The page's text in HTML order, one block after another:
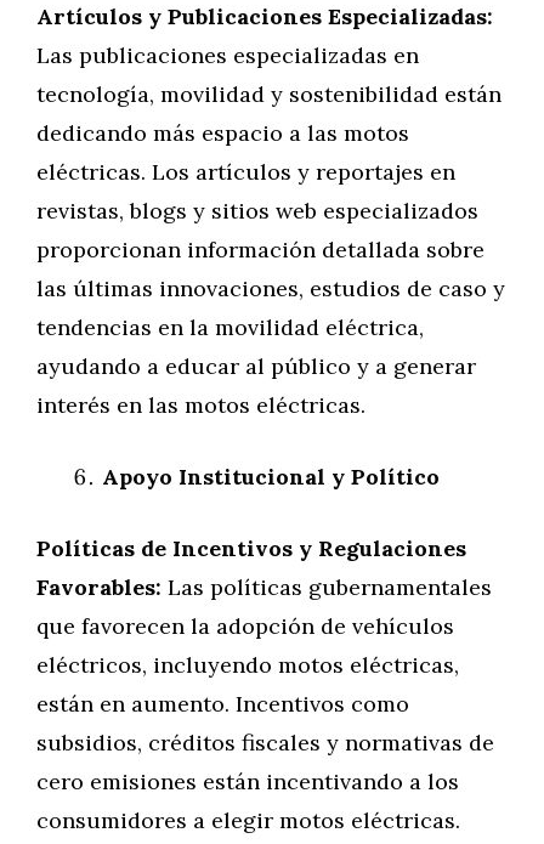
Artículos y Publicaciones Especializadas:
Las publicaciones especializadas en
tecnología, movilidad y sostenibilidad están
dedicando más espacio a las motos
eléctricas. Los artículos y reportajes en
revistas, blogs y sitios web especializados
proporcionan información detallada sobre
las últimas innovaciones, estudios de caso y
tendencias en la movilidad eléctrica,
ayudando a educar al público y a generar
interés en las motos eléctricas.
Apoyo Institucional y Político
Políticas de Incentivos y Regulaciones
Favorables: Las políticas gubernamentales
que favorecen la adopción de vehículos
eléctricos, incluyendo motos eléctricas,
están en aumento. Incentivos como
subsidios, créditos fiscales y normativas de
cero emisiones están incentivando a los
consumidores a elegir motos eléctricas.